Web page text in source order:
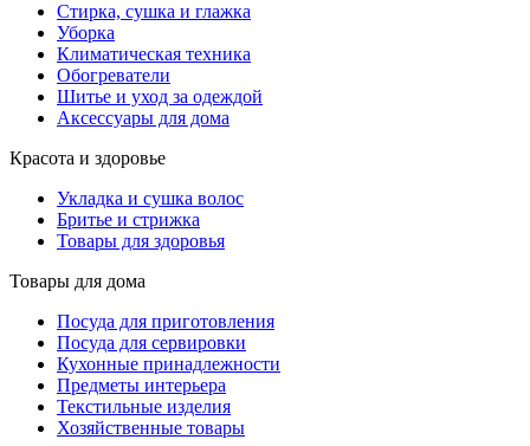
Стирка, сушка и глажка
Уборка
Климатическая техника
Обогреватели
Шитье и уход за одеждой
Аксессуары для дома
Красота и здоровье
Укладка и сушка волос
Бритье и стрижка
Товары для здоровья
Товары для дома
Посуда для приготовления
Посуда для сервировки
Кухонные принадлежности
Предметы интерьера
Текстильные изделия
Хозяйственные товары